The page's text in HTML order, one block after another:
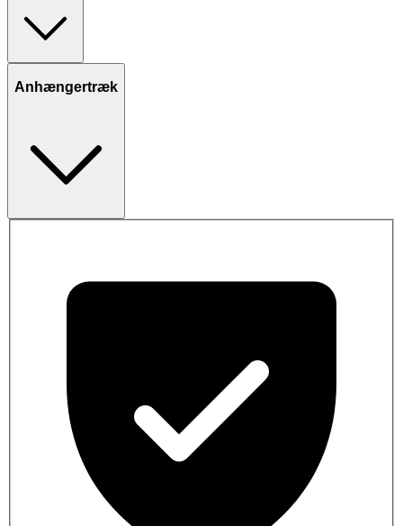
Anhængertræk